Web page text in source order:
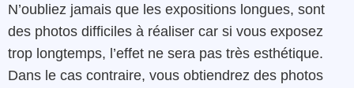
N’oubliez jamais que les expositions longues, sont
des photos difficiles à réaliser car si vous exposez
trop longtemps, l’effet ne sera pas très esthétique.
Dans le cas contraire, vous obtiendrez des photos